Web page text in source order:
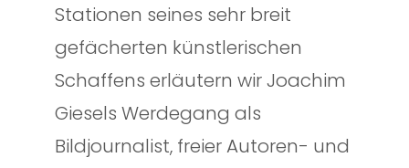
Stationen seines sehr breit
gefächerten künstlerischen
Schaffens erläutern wir Joachim
Giesels Werdegang als
Bildjournalist, freier Autoren- und